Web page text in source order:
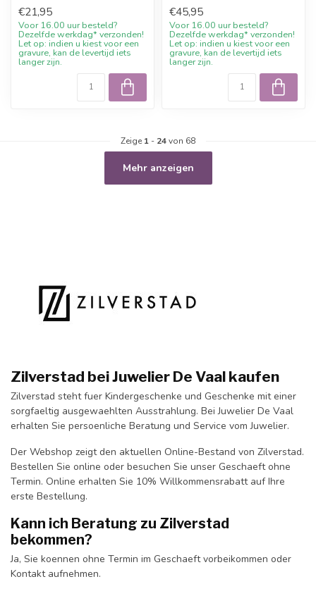
Willkommensraba...
€21,95
Voor 16.00 uur besteld?
Dezelfde werkdag* verzonden!
Let op: indien u kiest voor een
gravure, kan de levertijd iets
langer zijn.
10% Willkommens...
€45,95
Voor 16.00 uur besteld?
Dezelfde werkdag* verzonden!
Let op: indien u kiest voor een
gravure, kan de levertijd iets
langer zijn.
Zeige 1 - 24von 68
Mehr anzeigen
Zilverstad bei Juwelier De Vaal kaufen
Zilverstad steht fuer Kindergeschenke und Geschenke mit einer
sorgfaeltig ausgewaehlten Ausstrahlung. Bei Juwelier De Vaal
erhalten Sie persoenliche Beratung und Service vom Juwelier.
Der Webshop zeigt den aktuellen Online-Bestand von Zilverstad.
Bestellen Sie online oder besuchen Sie unser Geschaeft ohne
Termin. Online erhalten Sie 10% Willkommensrabatt auf Ihre
erste Bestellung.
Kann ich Beratung zu Zilverstad
bekommen?
Ja, Sie koennen ohne Termin im Geschaeft vorbeikommen oder
Kontakt aufnehmen.